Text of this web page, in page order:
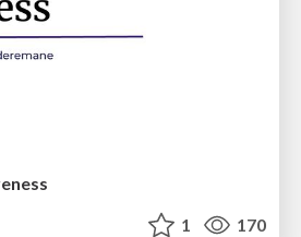
1 170